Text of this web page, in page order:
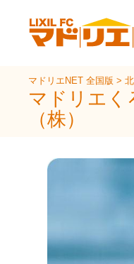
マドリエNET 全国版>
マドリエく
（株）